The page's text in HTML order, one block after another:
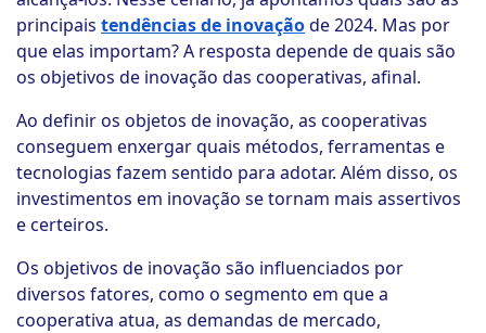
principais tendências de inovaçãode 2024. Mas por
que elas importam? A resposta depende de quais são
os objetivos de inovação das cooperativas, afinal.
Ao definir os objetos de inovação, as cooperativas
conseguem enxergar quais métodos, ferramentas e
tecnologias fazem sentido para adotar. Além disso, os
investimentos em inovação se tornam mais assertivos
e certeiros.
Os objetivos de inovação são influenciados por
diversos fatores, como o segmento em que a
cooperativa atua, as demandas de mercado,